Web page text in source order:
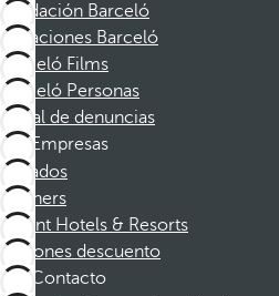
Fundación Barceló
Vacaciones Barceló
Barceló Films
Barceló Personas
Canal de denuncias
Empresas
Afiliados
Partners
Dorint Hotels & Resorts
Cupones descuento
Contacto